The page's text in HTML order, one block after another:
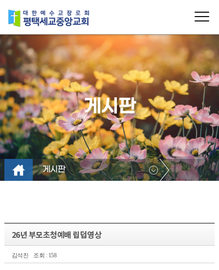
게시판
게시판
26년 부모초청예배 립덥영상
김석진 조회 : 158